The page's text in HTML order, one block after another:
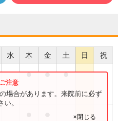
水 木 金 土 日 祝
● ● ●
●
場合があります。来院前に必ず
。
×閉じる